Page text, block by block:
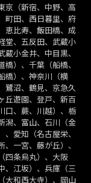
京（新宿、中野、高
町田、西日暮里、府
恵比寿、飯田橋、成
堂、五反田、武蔵小
小金井、中目黒、
）、千葉（船橋、
橋）、神奈川（横
鷺沼、鶴見、京急久
丘遊園、登戸、新百
口、蕨、川越）、栃
潟、富山、石川（金
愛知（名古屋栄、
一宮、藤が丘）、
四条烏丸）、大阪
、江坂）、兵庫（三
大和西大寺）、岡山